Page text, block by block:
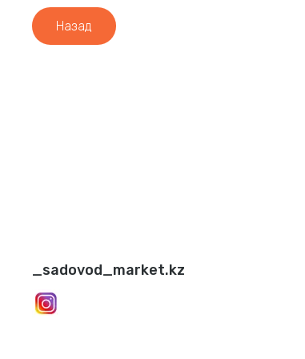
Назад
_sadovod_market.kz